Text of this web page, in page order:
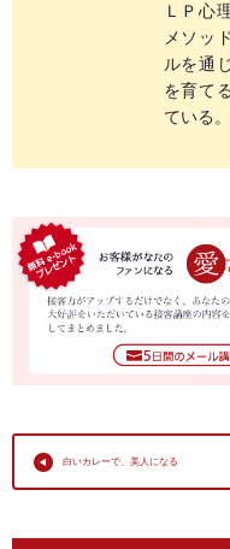
ＬＰ心
メソッ
ルを通
を育て
ている。
白いカレーで、美人になる